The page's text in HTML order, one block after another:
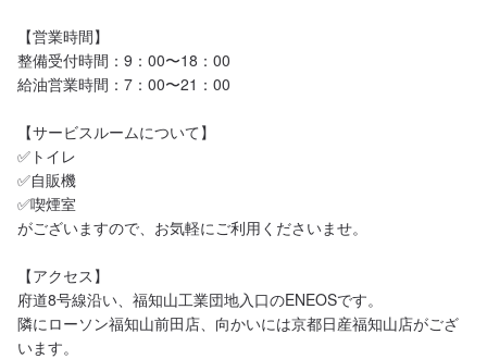
【営業時間】
整備受付時間：9：00〜18：00
給油営業時間：7：00〜21：00
【サービスルームについて】
✅トイレ
✅自販機
✅喫煙室
がございますので、お気軽にご利用くださいませ。
【アクセス】
府道8号線沿い、福知山工業団地入口のENEOSです。
隣にローソン福知山前田店、向かいには京都日産福知山店がござ
います。